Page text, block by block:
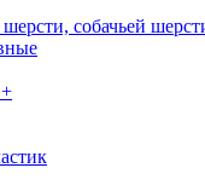
собачьей
+